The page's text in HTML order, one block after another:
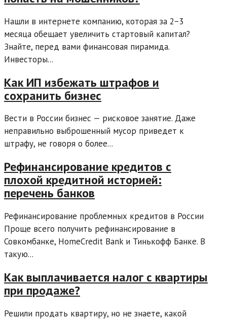
Нашли в интернете компанию, которая за 2−3
месяца обещает увеличить стартовый капитал?
Знайте, перед вами финансовая пирамида.
Инвесторы...
Как ИП избежать штрафов и
сохранить бизнес
Вести в России бизнес — рисковое занятие. Даже
неправильно выброшенный мусор приведет к
штрафу, не говоря о более...
Рефинансирование кредитов с
плохой кредитной историей:
перечень банков
Рефинансирование проблемных кредитов в России
Проще всего получить рефинансирование в
Совкомбанке, HomeCredit Bank и Тинькофф Банке. В
такую...
Как выплачивается налог с квартиры
при продаже?
Решили продать квартиру, но не знаете, какой